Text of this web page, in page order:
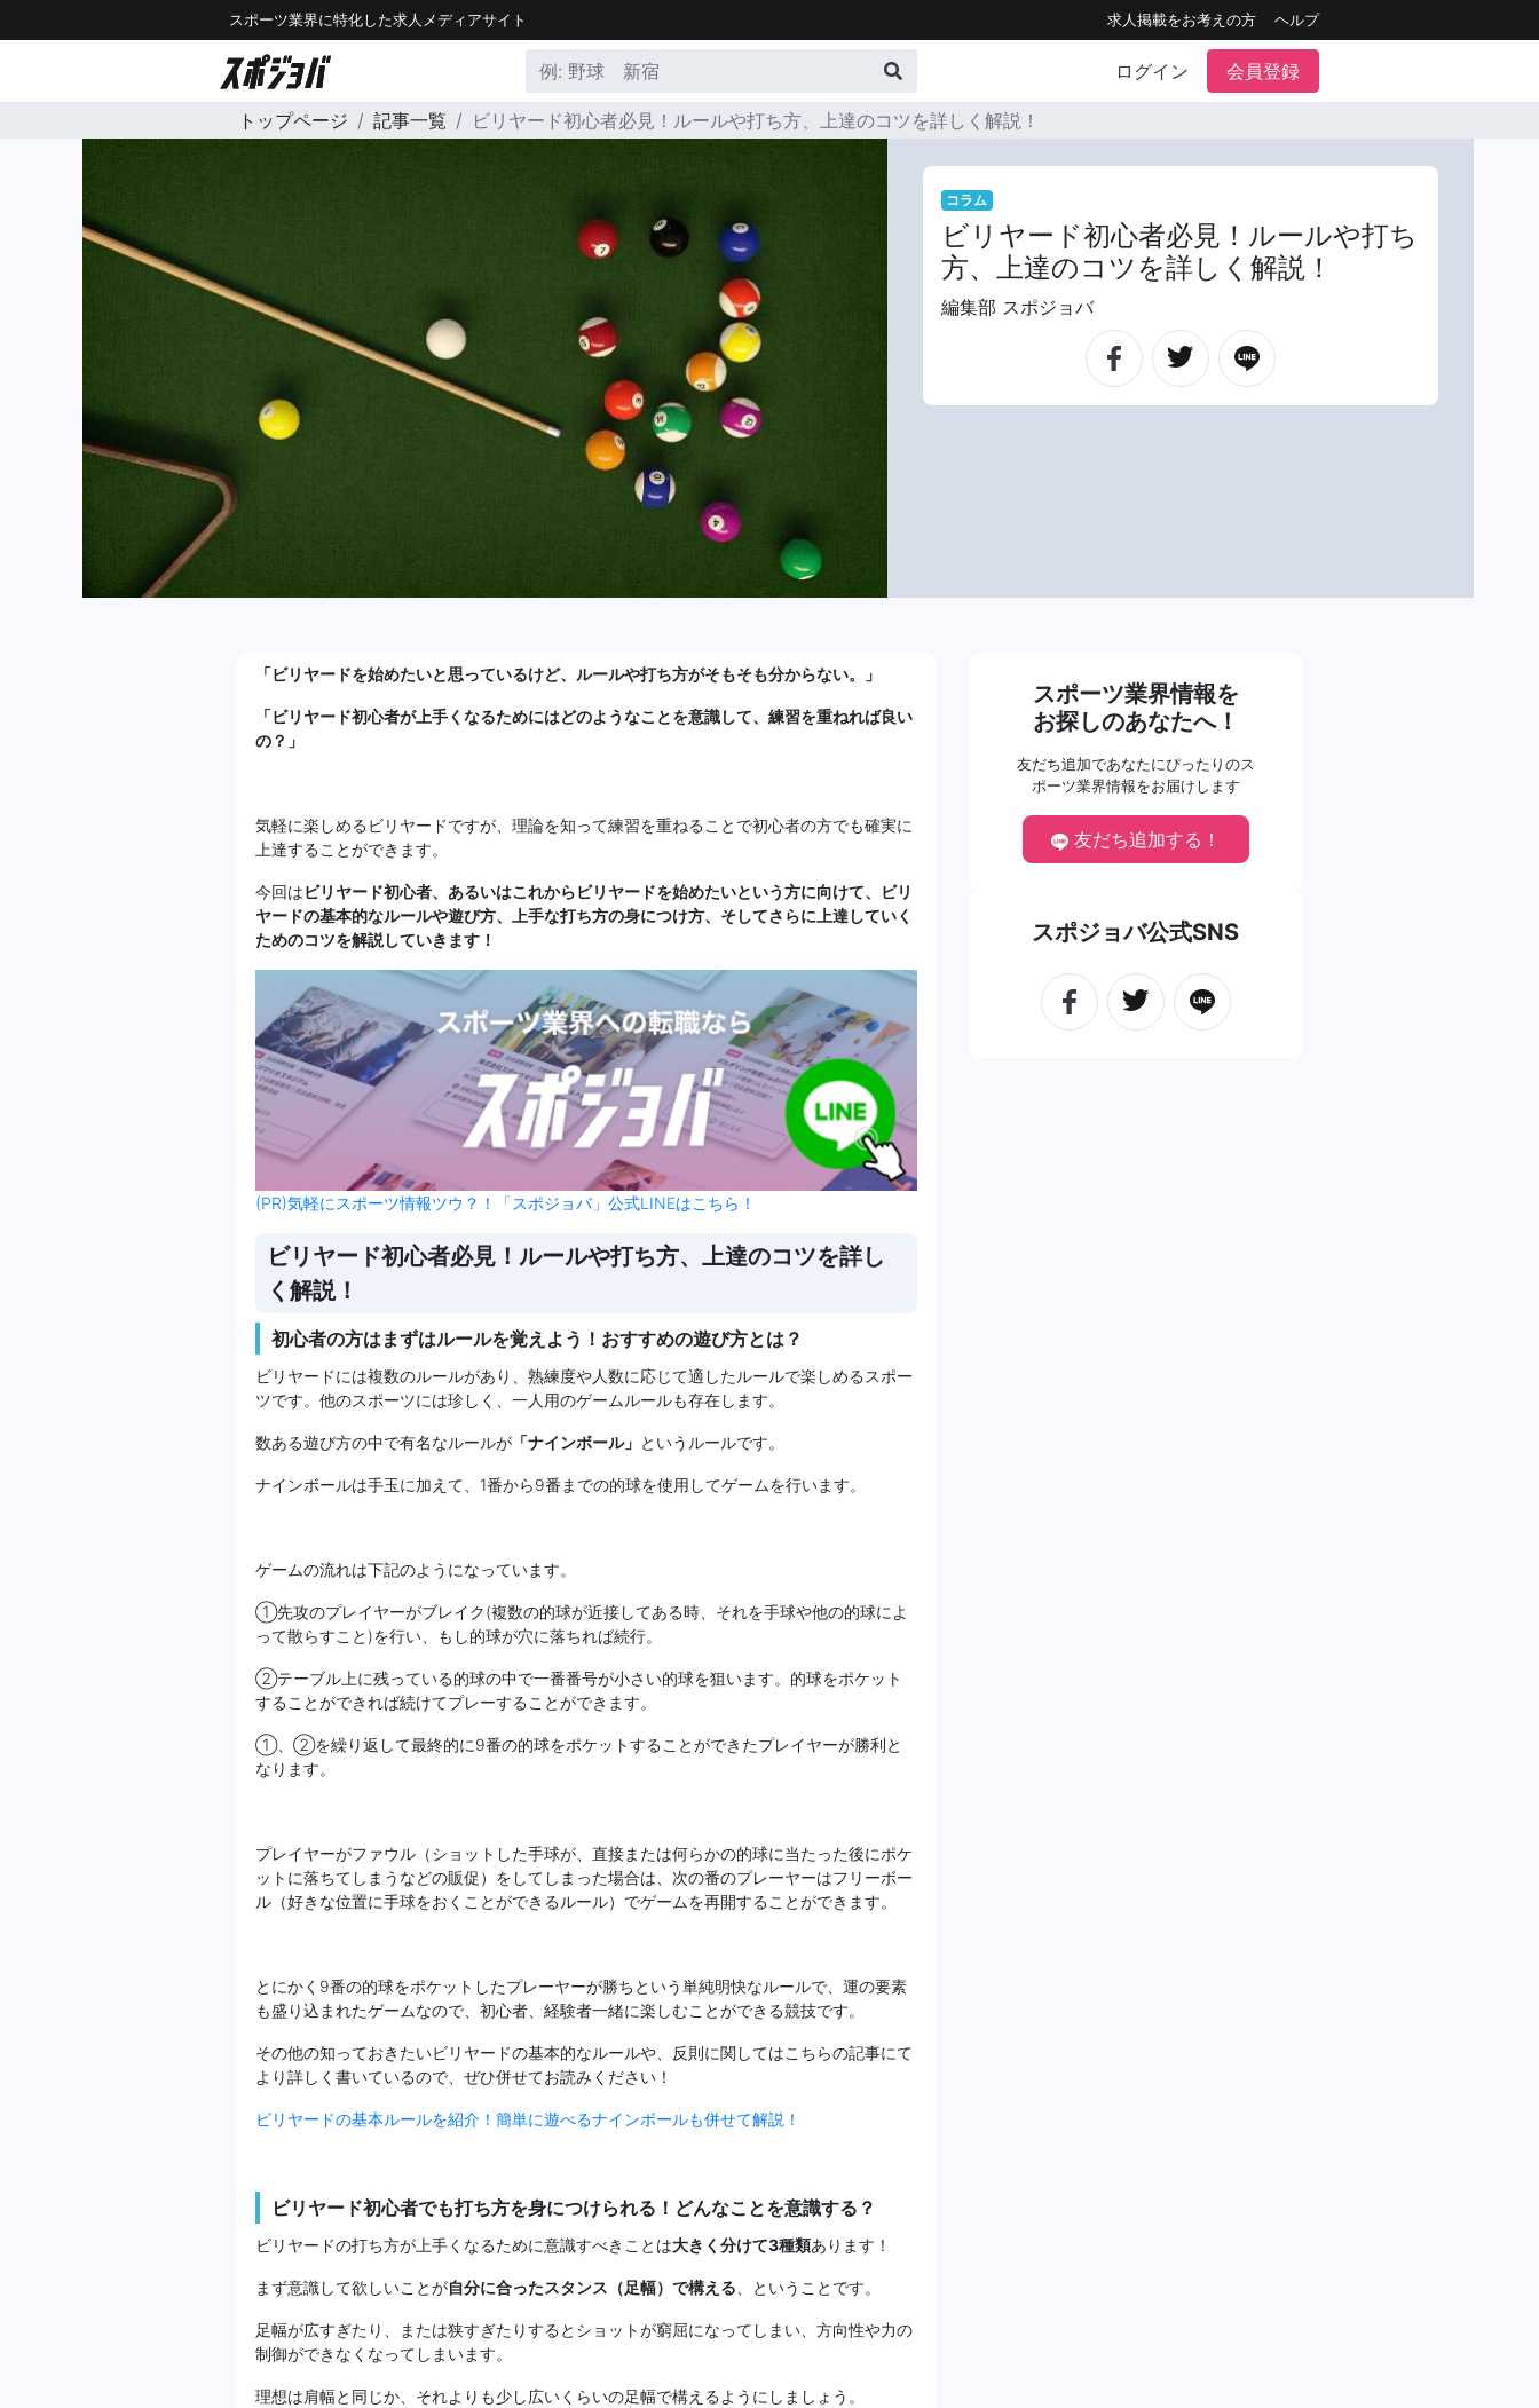
スポーツ業界に特化した求人メディアサイト 求人掲載をお考えの方 ヘルプ
ログイン 会員登録
トップページ 記事一覧 ビリヤード初心者必見！ルールや打ち方、上達のコツを詳しく解説！
コラム
ビリヤード初心者必見！ルールや打ち
方、上達のコツを詳しく解説！
編集部 スポジョバ
「ビリヤードを始めたいと思っているけど、ルールや打ち方がそもそも分からない。」
「ビリヤード初心者が上手くなるためにはどのようなことを意識して、練習を重ねれば良い
の？」
気軽に楽しめるビリヤードですが、理論を知って練習を重ねることで初心者の方でも確実に
上達することができます。
今回はビリヤード初心者、あるいはこれからビリヤードを始めたいという方に向けて、ビリ
ヤードの基本的なルールや遊び方、上手な打ち方の身につけ方、そしてさらに上達していく
ためのコツを解説していきます！
(PR)気軽にスポーツ情報ツウ？！「スポジョバ」公式LINEはこちら！
ビリヤード初心者必見！ルールや打ち方、上達のコツを詳し
く解説！
初心者の方はまずはルールを覚えよう！おすすめの遊び方とは？
ビリヤードには複数のルールがあり、熟練度や人数に応じて適したルールで楽しめるスポー
ツです。他のスポーツには珍しく、一人用のゲームルールも存在します。
数ある遊び方の中で有名なルールが 「ナインボール」 というルールです。
ナインボールは手玉に加えて、1番から9番までの的球を使用してゲームを行います。
ゲームの流れは下記のようになっています。
①先攻のプレイヤーがブレイク(複数の的球が近接してある時、それを手球や他の的球によ
って散らすこと)を行い、もし的球が穴に落ちれば続行。
②テーブル上に残っている的球の中で一番番号が小さい的球を狙います。的球をポケット
することができれば続けてプレーすることができます。
①、②を繰り返して最終的に9番の的球をポケットすることができたプレイヤーが勝利と
なります。
プレイヤーがファウル（ショットした手球が、直接または何らかの的球に当たった後にポケ
ットに落ちてしまうなどの販促）をしてしまった場合は、次の番のプレーヤーはフリーボー
ル（好きな位置に手球をおくことができるルール）でゲームを再開することができます。
とにかく9番の的球をポケットしたプレーヤーが勝ちという単純明快なルールで、運の要素
も盛り込まれたゲームなので、初心者、経験者一緒に楽しむことができる競技です。
その他の知っておきたいビリヤードの基本的なルールや、反則に関してはこちらの記事にて
より詳しく書いているので、ぜひ併せてお読みください！
ビリヤードの基本ルールを紹介！簡単に遊べるナインボールも併せて解説！
ビリヤード初心者でも打ち方を身につけられる！どんなことを意識する？
ビリヤードの打ち方が上手くなるために意識すべきことは大きく分けて3種類あります！
まず意識して欲しいことが自分に合ったスタンス（足幅）で構える 、ということです。
足幅が広すぎたり、または狭すぎたりするとショットが窮屈になってしまい、方向性や力の
制御ができなくなってしまいます。
理想は肩幅と同じか、それよりも少し広いくらいの足幅で構えるようにしましょう。
スポーツ業界情報を
お探しのあなたへ！
友だち追加であなたにぴったりのス
ポーツ業界情報をお届けします
友だち追加する！
スポジョバ公式SNS